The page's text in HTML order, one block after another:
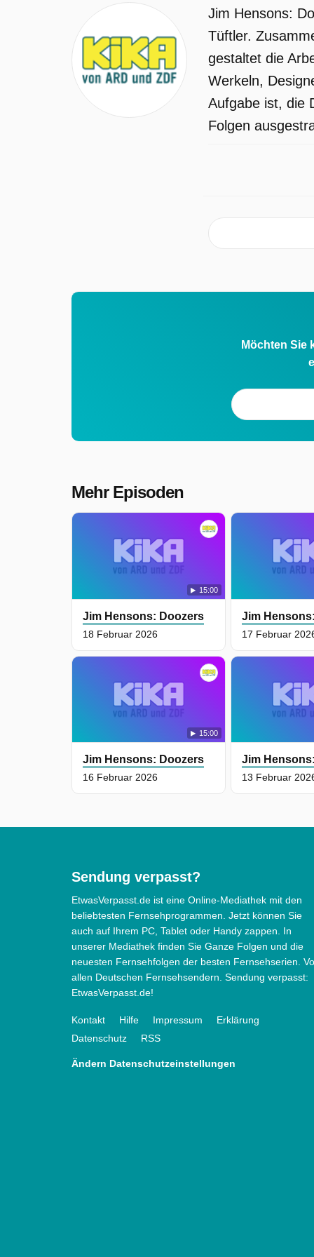
Jim Hensons:
Tüftler.
gestaltet die
Werkeln,
Aufgabe ist, die
Folgen
Möchten Sie
Mehr Episoden
15:00
Jim Hensons: Doozers
18 Februar 2026
Jim
17 Februar
15:00
Jim Hensons: Doozers
16 Februar 2026
Jim
13 Februar
Sendung verpasst?
EtwasVerpasst.de ist eine Online-Mediathek mit den
beliebtesten Fernsehprogrammen. Jetzt können Sie
auch auf Ihrem PC, Tablet oder Handy zappen. In
unserer Mediathek finden Sie Ganze Folgen und die
neuesten Fernsehfolgen der besten Fernsehserien.
allen Deutschen Fernsehsendern. Sendung verpasst:
EtwasVerpasst.de!
Kontakt Hilfe Impressum
Erklärung
Datenschutz
RSS
Ändern Datenschutzeinstellungen